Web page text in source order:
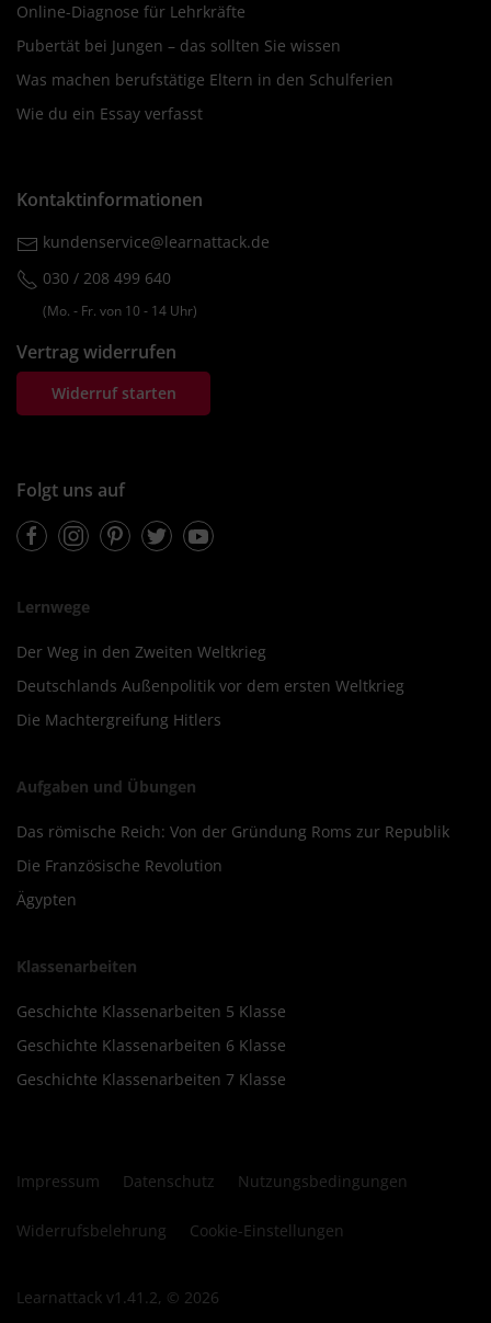
Online-Diagnose für Lehrkräfte
Pubertät bei Jungen – das sollten Sie wissen
Was machen berufstätige Eltern in den Schulferien
Wie du ein Essay verfasst
Kontaktinformationen
kundenservice@learnattack.de
030 / 208 499 640
(Mo. ‐ Fr. von 10 ‐ 14 Uhr)
Vertrag widerrufen
Widerruf starten
Folgt uns auf
FacebookInstagramPinterestTwitterYoutube
Lernwege
Der Weg in den Zweiten Weltkrieg
Deutschlands Außenpolitik vor dem ersten Weltkrieg
Die Machtergreifung Hitlers
Aufgaben und Übungen
Das römische Reich: Von der Gründung Roms zur Republik
Die Französische Revolution
Ägypten
Klassenarbeiten
Geschichte Klassenarbeiten 5 Klasse
Geschichte Klassenarbeiten 6 Klasse
Geschichte Klassenarbeiten 7 Klasse
Impressum Datenschutz Nutzungsbedingungen
Widerrufsbelehrung Cookie-Einstellungen
Learnattack v1.41.2, © 2026